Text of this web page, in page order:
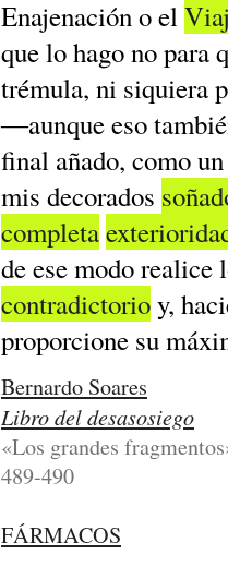
Enajenación o el
que lo hago no para
trémula, ni siquiera
―aunque eso
final añado, como
mis decorados
completa
de ese modo
contradictorioy,
proporcione su
Bernardo Soares
Libro del desasosiego
«Los grandes
489-490
FÁRMACOS